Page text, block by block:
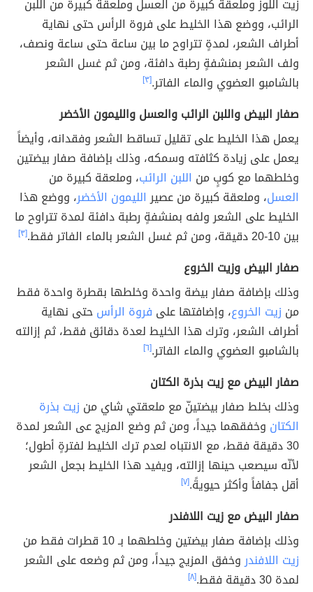
زيت اللوز وملعقة كبيرة من العسل وملعقة كبيرة من اللبن
الرائب، ووضع هذا الخليط على فروة الرأس حتى نهاية
أطراف الشعر، لمدةٍ تتراوح ما بين ساعة حتى ساعة ونصف،
ولف الشعر بمنشفةٍ رطبة دافئة، ومن ثم غسل الشعر
بالشامبو العضوي والماء الفاتر.[٣]
صفار البيض واللبن الرائب والعسل والليمون الأخضر
يعمل هذا الخليط على تقليل تساقط الشعر وفقدانه، وأيضاً
يعمل على زيادة كثافته وسمكه، وذلك بإضافة صفار بيضتين
وخلطهما مع كوبٍ من اللبن الرائب، وملعقة كبيرة من
العسل، وملعقة كبيرة من عصيرالليمون الأخضر، ووضع هذا
الخليط على الشعر ولفه بمنشفةٍ رطبة دافئة لمدة تتراوح ما
بين 10-20 دقيقة، ومن ثم غسل الشعر بالماء الفاتر فقط.
[٣]
صفار البيض وزيت الخروع
وذلك بإضافة صفار بيضة واحدة وخلطها بقطرة واحدة فقط
من زيت الخروع، وإضافتها على فروة الرأسحتى نهاية
أطراف الشعر، وترك هذا الخليط لعدة دقائق فقط، ثم إزالته
بالشامبو العضوي والماء الفاتر.[٦]
صفار البيض مع زيت بذرة الكتان
وذلك بخلط صفار بيضتينّ مع ملعقتي شاي من زيت بذرة
الكتان وخفقهما جيداً، ومن ثم وضع المزيج عى الشعر لمدة
30 دقيقة فقط، مع الانتباه لعدم ترك الخليط لفترةٍ أطول؛
لأنّه سيصعب حينها إزالته، ويفيد هذا الخليط بجعل الشعر
أقل جفافاً وأكثر حيويةً.[٧]
صفار البيض مع زيت اللافندر
وذلك بإضافة صفار بيضتين وخلطهما بـ 10 قطرات فقط من
زيت اللافندروخفق المزيج جيداً، ومن ثم وضعه على الشعر
لمدة 30 دقيقة فقط.
[٨]